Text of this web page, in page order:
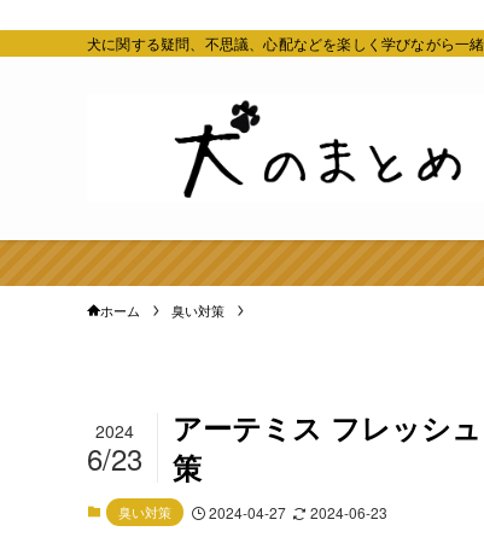
犬に関する疑問、不思議、心配などを楽しく学びながら一
ホーム 臭い対策
アーテミス フレッシ
策
2024
6/23
臭い対策 2024-04-27 2024-06-23